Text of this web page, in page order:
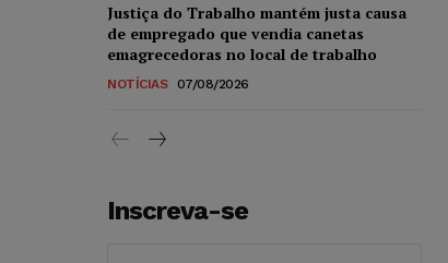
Justiça do Trabalho mantém justa causa
de empregado que vendia canetas
emagrecedoras no local de trabalho
NOTÍCIAS 07/08/2026
Inscreva-se